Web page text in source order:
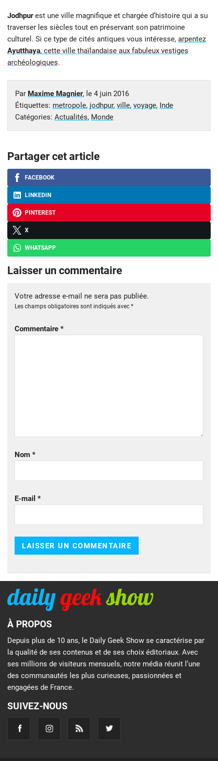
Jodhpurest une ville magnifique et chargée d’histoire qui a su
traverser les siècles tout en préservant son patrimoine
culturel. Si ce type de cités antiques vous intéresse, arpentez
Ayutthaya, cette ville thaïlandaise aux fabuleux vestiges
archéologiques.
Par Maxime Magnier, le 4 juin 2016
Étiquettes: metropole, jodhpur, ville, voyage, Inde
Catégories: Actualités, Monde
Partager cet article
FACEBOOK
LINKEDIN
PINTEREST
X
WHATSAPP
Laisser un commentaire
Votre adresse e-mail ne sera pas publiée.
Les champs obligatoires sont indiqués avec *
Commentaire *
Nom *
E-mail *
À PROPOS
Depuis plus de 10 ans, le Daily Geek Show se caractérise par
la qualité de ses contenus et de ses choix éditoriaux. Avec
ses millions de visiteurs mensuels, notre média réunit l’une
des communautés les plus curieuses, passionnées et
engagées de France.
SUIVEZ-NOUS